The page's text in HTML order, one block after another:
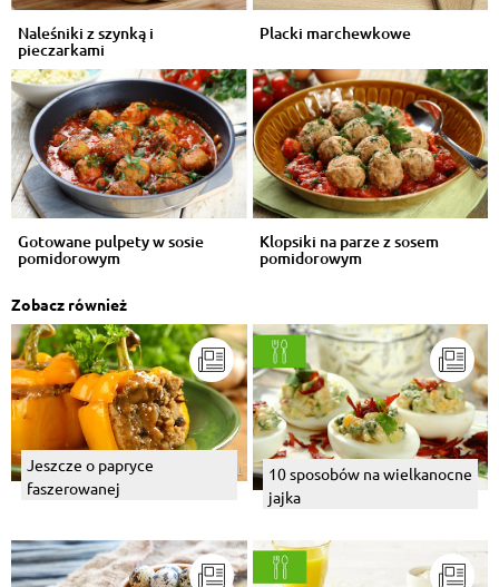
Naleśniki z szynką i
pieczarkami
Placki marchewkowe
Gotowane pulpety w sosie
pomidorowym
Klopsiki na parze z sosem
pomidorowym
Zobacz również
Jeszcze o papryce
faszerowanej
10 sposobów na wielkanocne
jajka